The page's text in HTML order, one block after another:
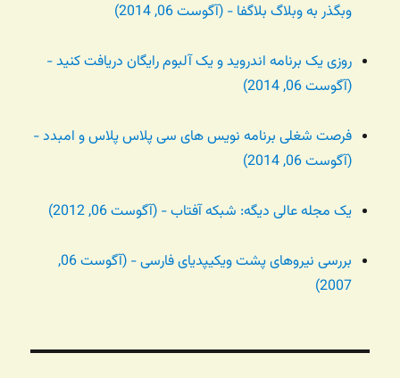
وبگذر به وبلاگ بلاگفا - (آگوست 06, 2014)
روزی یک برنامه اندروید و یک آلبوم رایگان دریافت کنید -
(آگوست 06, 2014)
فرصت شغلی برنامه نویس های سی پلاس پلاس و امبدد -
(آگوست 06, 2014)
یک مجله عالی دیگه: شبکه آفتاب - (آگوست 06, 2012)
بررسی نیروهای پشت ویکیپدیای فارسی - (آگوست 06,
2007)